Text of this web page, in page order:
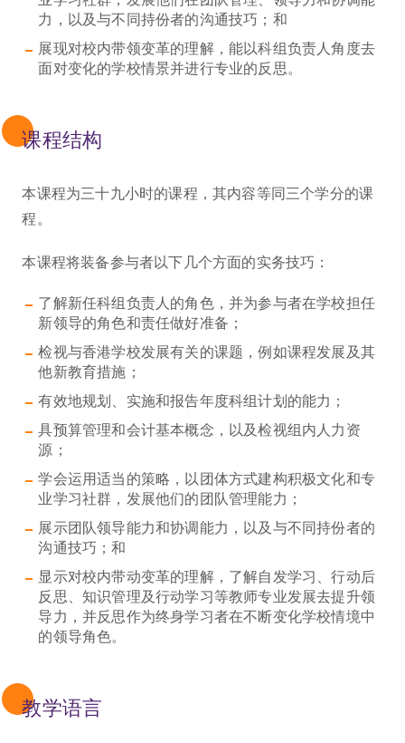
力，以及与不同持份者的沟通技巧；和
展现对校内带领变革的理解，能以科组负责人角度去
面对变化的学校情景并进行专业的反思。
课程结构
本课程为三十九小时的课程，其内容等同三个学分的课
程。
本课程将装备参与者以下几个方面的实务技巧：
了解新任科组负责人的角色，并为参与者在学校担任
新领导的角色和责任做好准备；
检视与香港学校发展有关的课题，例如课程发展及其
他新教育措施；
有效地规划、实施和报告年度科组计划的能力；
具预算管理和会计基本概念，以及检视组内人力资
源；
学会运用适当的策略，以团体方式建构积极文化和专
业学习社群，发展他们的团队管理能力；
展示团队领导能力和协调能力，以及与不同持份者的
沟通技巧；和
显示对校内带动变革的理解，了解自发学习、行动后
反思、知识管理及行动学习等教师专业发展去提升领
导力，并反思作为终身学习者在不断变化学校情境中
的领导角色。
教学语言